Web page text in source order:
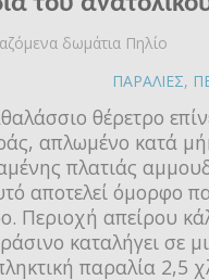
δωμάτια Πηλίο
ΠΑΡΑΛΙΕΣ,
θέρετρο
απλωμένο κατά
πλατιάς
αποτελεί όμορφο
Περιοχή απείρου
καταλήγει σε
παραλία 2,5